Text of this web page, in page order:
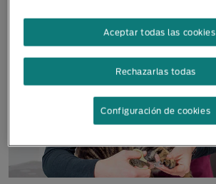
Rechazarlas todas
Aceptar todas las cookies
Configuración de cookies